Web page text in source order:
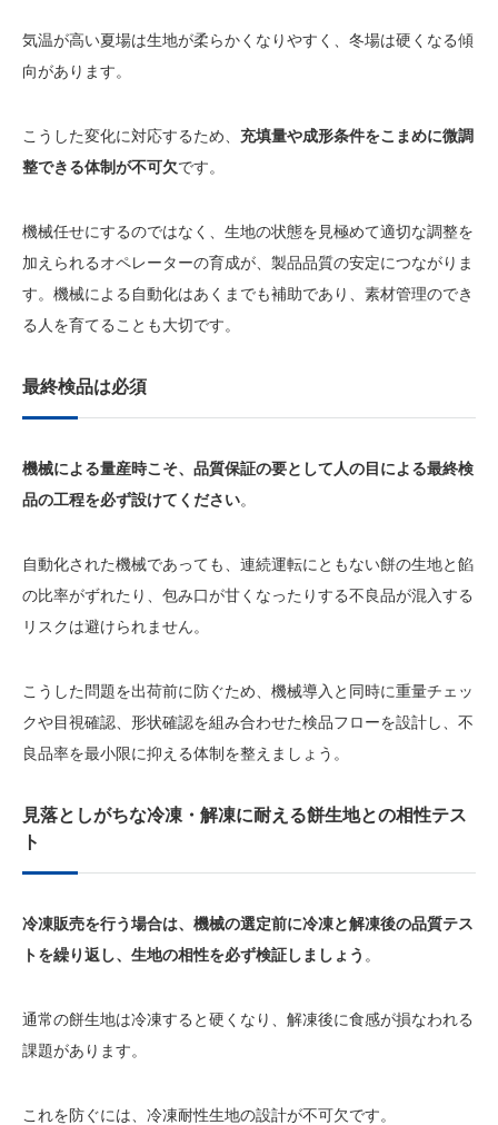
気温が高い夏場は生地が柔らかくなりやすく、冬場は硬くなる傾
向があります。
こうした変化に対応するため、 充填量や成形条件をこまめに微調
整できる体制が不可欠です。
機械任せにするのではなく、生地の状態を見極めて適切な調整を
加えられるオペレーターの育成が、製品品質の安定につながりま
す。機械による自動化はあくまでも補助であり、素材管理のでき
る人を育てることも大切です。
最終検品は必須
機械による量産時こそ、品質保証の要として人の目による最終検
品の工程を必ず設けてください。
自動化された機械であっても、連続運転にともない餅の生地と餡
の比率がずれたり、包み口が甘くなったりする不良品が混入する
リスクは避けられません。
こうした問題を出荷前に防ぐため、機械導入と同時に重量チェッ
クや目視確認、形状確認を組み合わせた検品フローを設計し、不
良品率を最小限に抑える体制を整えましょう。
見落としがちな冷凍・解凍に耐える餅生地との相性テス
ト
冷凍販売を行う場合は、機械の選定前に冷凍と解凍後の品質テス
トを繰り返し、生地の相性を必ず検証しましょう 。
通常の餅生地は冷凍すると硬くなり、解凍後に食感が損なわれる
課題があります。
これを防ぐには、冷凍耐性生地の設計が不可欠です。